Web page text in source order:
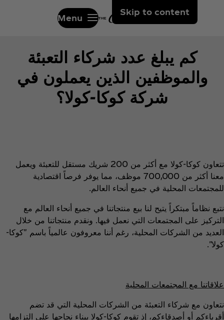
Skip to content
Menu
كم يبلغ عدد شركاء التعبئة
والموظفين الذين يعملون في
شركة كوكا-كولا؟
تتعاون كوكا-كولا مع أكثر من 200 شريك مستقل للتعبئة ويعمل
معنا أكثر من 700,000 موظف، مما يوفر فرصاً اقتصادية
للمجتمعات المحلية في جميع أنحاء العالم.
نتبع نظاماً مبتكراً يتيح لنا بيع منتجاتنا في جميع أنحاء العالم مع
التركيز على المجتمعات التي نعمل فيها. ونقدم منتجاتنا من خلال
العديد من الشركات المحلية، رغم أننا معروفون عالمياً باسم "كوكا-
كولا".
علاقاتنا مع المجتمعات المحلية
نتعاون مع شركاء التعبئة من الشركات المحلية التي قد تضم
أقرباءكم أو أصدقاءكم، إذ تقوم كوكا-كولا ببناء نجاحها على التزامها